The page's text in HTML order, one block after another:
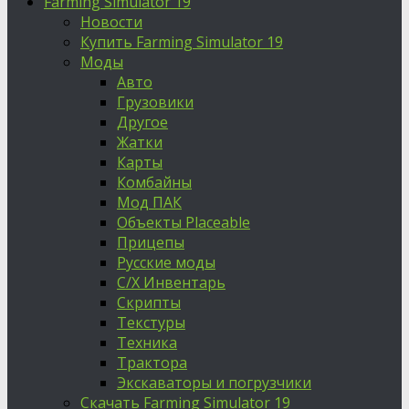
Новости
Купить Farming Simulator 19
Моды
Авто
Грузовики
Другое
Жатки
Карты
Комбайны
Мод ПАК
Объекты Placeable
Прицепы
Русские моды
С/Х Инвентарь
Скрипты
Текстуры
Техника
Трактора
Экскаваторы и погрузчики
Скачать Farming Simulator 19